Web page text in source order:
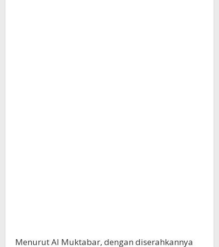
Menurut Al Muktabar, dengan diserahkannya